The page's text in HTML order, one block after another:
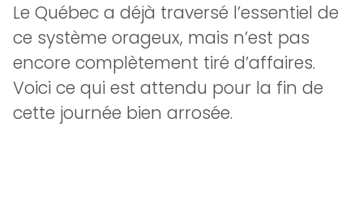
Le Québec a déjà traversé l’essentiel de
ce système orageux, mais n’est pas
encore complètement tiré d’affaires.
Voici ce qui est attendu pour la fin de
cette journée bien arrosée.